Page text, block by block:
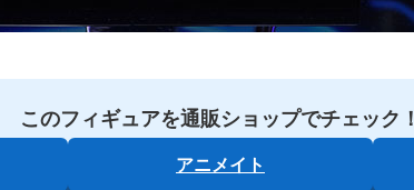
このフィギュアを通販ショップでチェック！
アニメイト